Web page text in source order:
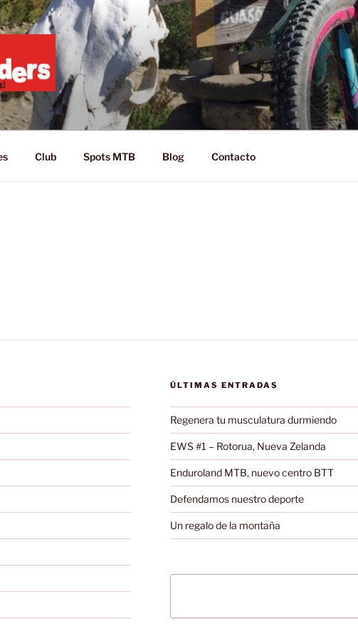
AND RIDE!
Club Spots MTB Blog Contacto
ÚLTIMAS ENTRADAS
Regenera tu musculatura durmiendo
EWS #1 – Rotorua, Nueva Zelanda
Enduroland MTB, nuevo centro BTT
Defendamos nuestro deporte
Un regalo de la montaña